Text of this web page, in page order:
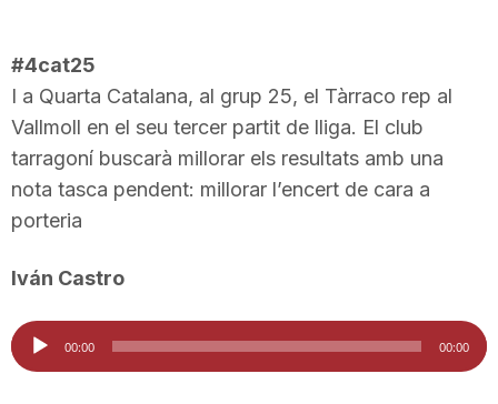
#4cat25
I a Quarta Catalana, al grup 25, el Tàrraco rep al
Vallmoll en el seu tercer partit de lliga. El club
tarragoní buscarà millorar els resultats amb una
nota tasca pendent: millorar l’encert de cara a
porteria
Iván Castro
Reproductor
d'àudio
00:00 00:00